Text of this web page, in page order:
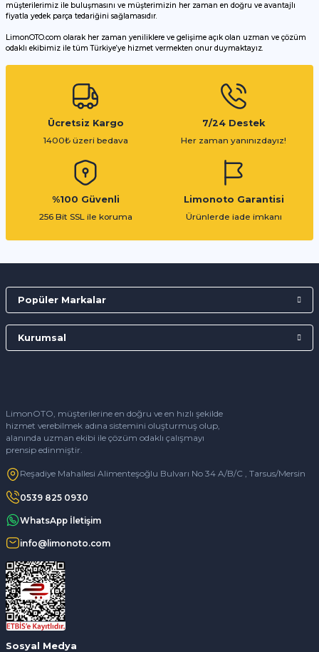
müşterilerimiz ile buluşmasını ve müşterimizin her zaman en doğru ve avantajlı
fiyatla yedek parça tedariğini sağlamasıdır.
LimonOTO.com olarak her zaman yeniliklere ve gelişime açık olan uzman ve çözüm
odaklı ekibimiz ile tüm Türkiye’ye hizmet vermekten onur duymaktayız.
Ücretsiz Kargo
1400₺ üzeri bedava
7/24 Destek
Her zaman yanınızdayız!
%100 Güvenli
256 Bit SSL ile koruma
Limonoto Garantisi
Ürünlerde iade imkanı
LimonOTO, müşterilerine en doğru ve en hızlı şekilde
hizmet verebilmek adına sistemini oluşturmuş olup,
alanında uzman ekibi ile çözüm odaklı çalışmayı
prensip edinmiştir.
Reşadiye Mahallesi Alimenteşoğlu Bulvarı No 34 A/B/C , Tarsus/Mersin
0539 825 0930
WhatsApp İletişim
info@limonoto.com
Popüler Markalar
Kurumsal
Sosyal Medya